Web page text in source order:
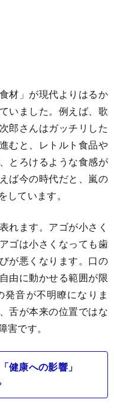
材」が現代よりはるか
いました。例えば、歌
郎さんはガッチリした
むと、レトルト食品や
とろけるような食感が
ば今の時代だと、嵐の
ています。
れます。アゴが小さく
ゴは小さくなっても歯
が悪くなります。口の
由に動かせる範囲が限
音が不明瞭になりま
舌が本来の位置ではな
です。
健康への影響」